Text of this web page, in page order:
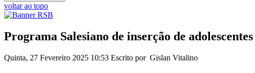
voltar ao topo
Programa Salesiano de inserção de
Quinta, 27 Fevereiro 2025 10:53 Escrito por Gislan Vitalino